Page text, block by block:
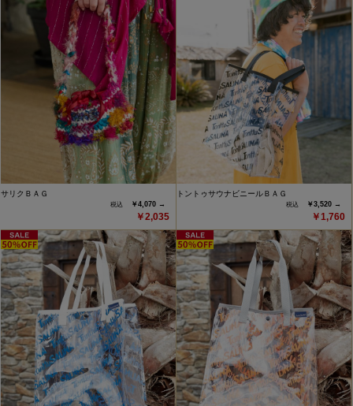
サリクＢＡＧ
￥4,070 →
￥2,035
トントゥサウナビニールＢＡＧ
￥3,520 →
￥1,760